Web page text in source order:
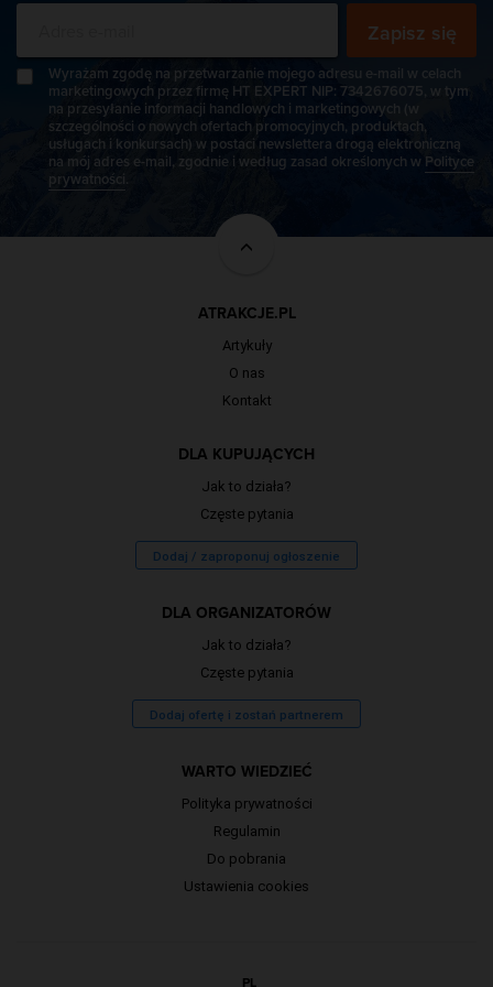
Zapisz się
Wyrażam zgodę na przetwarzanie mojego adresu e-mail w celach
marketingowych przez firmę HT EXPERT NIP: 7342676075, w tym
na przesyłanie informacji handlowych i marketingowych (w
szczególności o nowych ofertach promocyjnych, produktach,
usługach i konkursach) w postaci newslettera drogą elektroniczną
na mój adres e-mail, zgodnie i według zasad określonych w Polityce
prywatności.
ATRAKCJE.PL
Artykuły
O nas
Kontakt
DLA KUPUJĄCYCH
Jak to działa?
Częste pytania
Dodaj / zaproponuj ogłoszenie
DLA ORGANIZATORÓW
Jak to działa?
Częste pytania
Dodaj ofertę i zostań partnerem
WARTO WIEDZIEĆ
Polityka prywatności
Regulamin
Do pobrania
Ustawienia cookies
PL